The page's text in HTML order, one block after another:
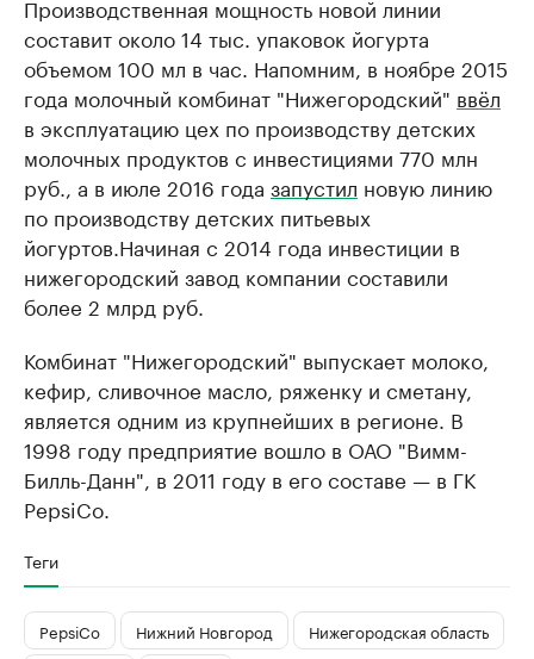
Производственная мощность новой линии
составит около 14 тыс. упаковок йогурта
объемом 100 мл в час. Напомним, в ноябре 2015
года молочный комбинат "Нижегородский" ввёл
в эксплуатацию цех по производству детских
молочных продуктов с инвестициями 770 млн
руб., а в июле 2016 года запустил новую линию
по производству детских питьевых
йогуртов.Начиная с 2014 года инвестиции в
нижегородский завод компании составили
более 2 млрд руб.
Комбинат "Нижегородский" выпускает молоко,
кефир, сливочное масло, ряженку и сметану,
является одним из крупнейших в регионе. В
1998 году предприятие вошло в ОАО "Вимм-
Билль-Данн", в 2011 году в его составе — в ГК
PepsiCo.
Теги
PepsiCo Нижний Новгород
Нижегородская область